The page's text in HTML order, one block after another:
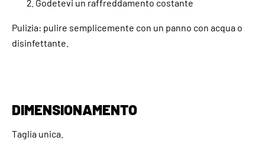
Godetevi un raffreddamento costante
Pulizia: pulire semplicemente con un panno con acqua o
disinfettante.
DIMENSIONAMENTO
Taglia unica.